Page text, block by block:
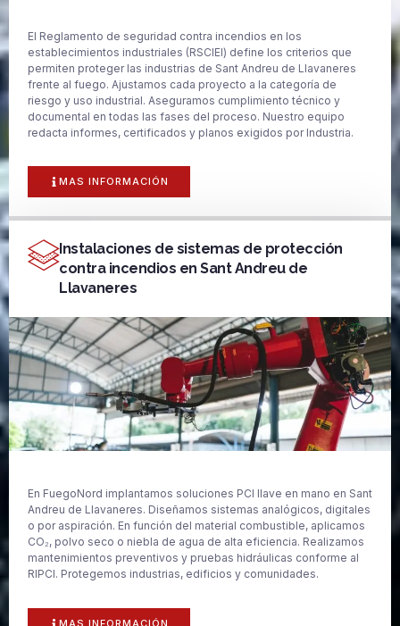
El Reglamento de seguridad contra incendios en los
establecimientos industriales (RSCIEI) define los criterios que
permiten proteger las industrias de Sant Andreu de Llavaneres
frente al fuego. Ajustamos cada proyecto a la categoría de
riesgo y uso industrial. Aseguramos cumplimiento técnico y
documental en todas las fases del proceso. Nuestro equipo
redacta informes, certificados y planos exigidos por Industria.
MAS INFORMACIÓN
Instalaciones de sistemas de protección
contra incendios en Sant Andreu de
Llavaneres
En FuegoNord implantamos soluciones PCI llave en mano en Sant
Andreu de Llavaneres. Diseñamos sistemas analógicos, digitales
o por aspiración. En función del material combustible, aplicamos
CO₂, polvo seco o niebla de agua de alta eficiencia. Realizamos
mantenimientos preventivos y pruebas hidráulicas conforme al
RIPCI. Protegemos industrias, edificios y comunidades.
MAS INFORMACIÓN